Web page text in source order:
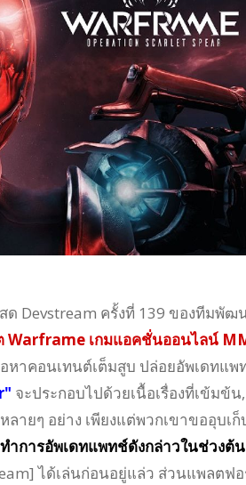
ด Devstream ครั้งที่ 139 ของทีมพัฒ
Warframe เกมแอคชั่นออนไลน์
หาคอนเทนต์เต็มสูบ ปล่อยอัพเดทแพ
จะประกอบไปด้วยเนื้อเรื่องที่เข้มข้น,
ายๆ อย่าง เพียงแต่พวกเขาขออุบเก็
ำการอัพเดทแพทช์ดังกล่าวในช่วงต้น
ได้เล่นก่อนอยู่แล่ว ส่วนแพลตฟ